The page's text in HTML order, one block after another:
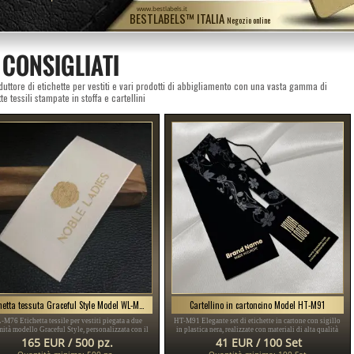
BESTLABELS™ ITALIA Negozio online
www.bestlabels.it
di etichette per vestiti e vari prodotti di abbigliamento con una vasta gamma di
tessili stampate in stoffa e cartellini
M76 Etichetta tessile per vestiti piegata a due
modello Graceful Style, personalizzata con il
del Brand e un logo in una vasta gamma di colori,
per ogni prodotti tessile, specialmente abiti
165 EUR / 500 pz.
Cartellino in cartoncino Model HT-M91
HT-M91 Elegante set di etichette in cartone con sigillo
in plastica nera, realizzate con materiali di alta qualità
per vari tessuti, come abbigliamento da donna, abiti,
abbigliamento da uomo, pantaloni, giacche, ecc.
41 EUR / 100 Set